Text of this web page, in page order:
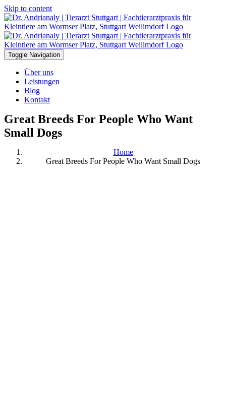
Skip to content
Toggle Navigation
Über uns
Leistungen
Blog
Kontakt
Great Breeds For People Who Want
Small Dogs
Home
Great Breeds For People Who Want Small Dogs